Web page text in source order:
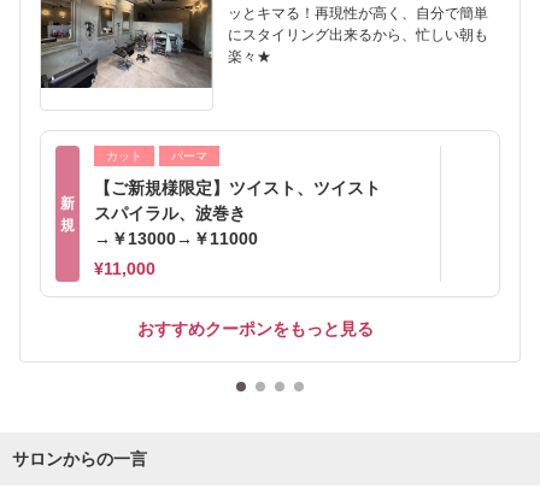
ッとキマる！再現性が高く、自分で簡単
にスタイリング出来るから、忙しい朝も
楽々★
新
規
カット パーマ
【ご新規様限定】ツイスト、ツイスト
スパイラル、波巻き
→￥13000→￥11000
¥11,000
おすすめクーポンをもっと見る
サロンからの一言